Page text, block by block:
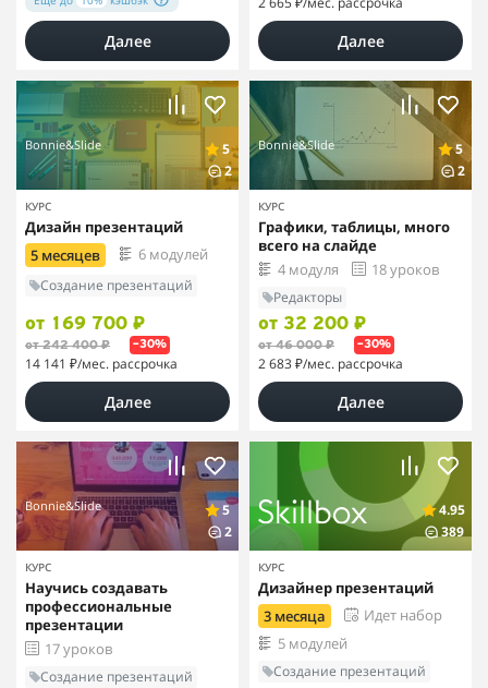
Далее Далее
Bonnie&Slide
5
2
КУРС
Дизайн презентаций
5 месяцев
6 модулей
Создание презентаций
от 169 700 ₽
от 242 400 ₽ –30%
14 141 ₽/мес. рассрочка
Далее
Bonnie&Slide
5
2
КУРС
Графики, таблицы, много
всего на слайде
4 модуля
18 уроков
Редакторы
от 32 200 ₽
от 46 000 ₽ –30%
2 683 ₽/мес. рассрочка
Далее
Bonnie&Slide
5
2
КУРС
Научись создавать
профессиональные
презентации
17 уроков
Создание презентаций
4.95
389
КУРС
Дизайнер презентаций
3 месяца
Идет набор
5 модулей
Создание презентаций